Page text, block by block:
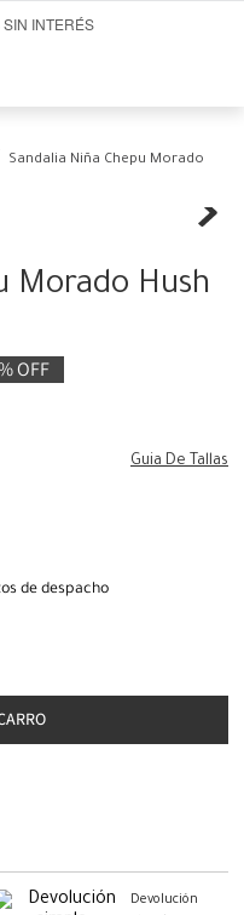
INTERÉS
Sandalia Niña Chepu Morado
Morado Hush
OFF
Guia De Tallas
de despacho
Devolución